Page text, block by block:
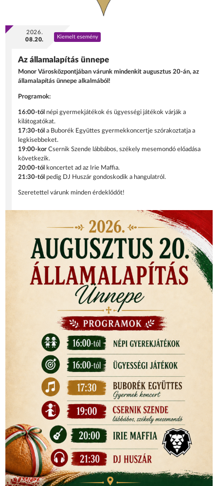
2026.
08.20.
Kiemelt esemény
Az államalapítás ünnepe
Monor Városközpontjában várunk mindenkit augusztus 20-án, az
államalapítás ünnepe alkalmából!
Programok:
16:00-tól népi gyermekjátékok és ügyességi játékok várják a
kilátogatókat.
17:30-tól a Buborék Együttes gyermekkoncertje szórakoztatja a
legkisebbeket.
19:00-korCsernik Szende lábbábos, székely mesemondó előadása
következik.
20:00-tól
koncertet ad az Irie Maffia.
21:30-tól pedig DJ Huszár gondoskodik a hangulatról.
Szeretettel várunk minden érdeklődőt!